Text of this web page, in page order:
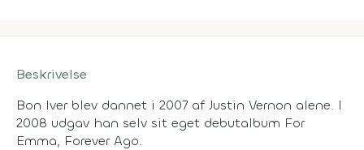
Beskrivelse
Bon Iver blev dannet i 2007 af Justin Vernon alene. I
2008 udgav han selv sit eget debutalbum For
Emma, Forever Ago.